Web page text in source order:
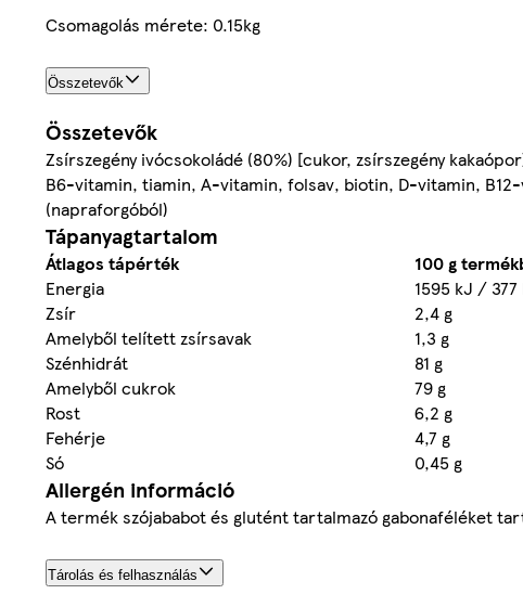
Csomagolás mérete: 0.15kg
Összetevők
Összetevők
Zsírszegény ivócsokoládé (80%) [cukor, zsírszegény
B6-vitamin, tiamin, A-vitamin, folsav, biotin, D-vitamin,
(napraforgóból)
Tápanyagtartalom
Átlagos tápérték 100 g
Energia
1595 kJ / 377
Zsír
2,4 g
Amelyből telített zsírsavak
1,3 g
Szénhidrát
81 g
Amelyből cukrok
79 g
Rost
6,2 g
Fehérje
4,7 g
Só
0,45 g
Allergén információ
A termék szójababot és glutént tartalmazó gabonaféléket
Tárolás és felhasználás